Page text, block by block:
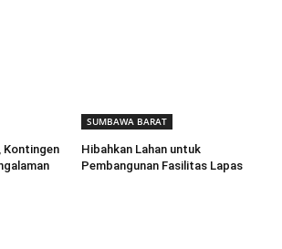
Kontingen
SUMBAWA BARAT
Hibahkan Lahan untuk
Pembangunan Fasilitas Lapas